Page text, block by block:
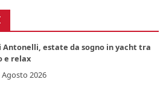
Antonelli, estate da sogno in yacht tra
e relax
Agosto 2026